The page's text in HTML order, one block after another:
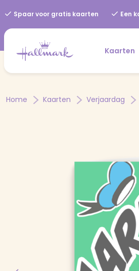
Spaar voor gratis kaarten Een
Kaarten
Home Kaarten Verjaardag